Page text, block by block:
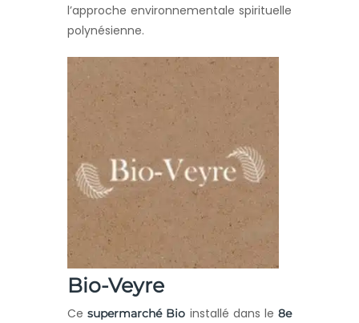
l’approche environnementale spirituelle
polynésienne.
Bio-Veyre
Cesupermarché Bio installé dans le 8e